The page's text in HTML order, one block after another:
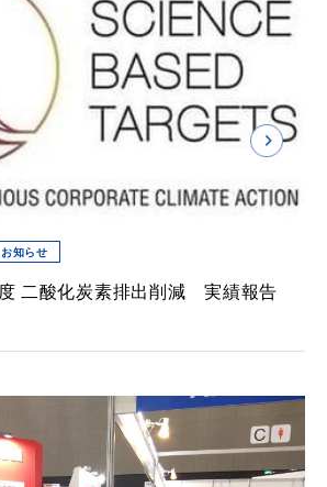
お知らせ
二酸化炭素排出削減 実績報告